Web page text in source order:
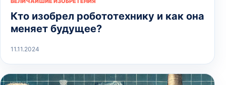
Кто изобрел робототехнику и как она
меняет будущее?
11.11.2024